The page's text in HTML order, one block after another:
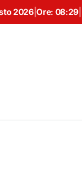
2026|Ore: 08:29